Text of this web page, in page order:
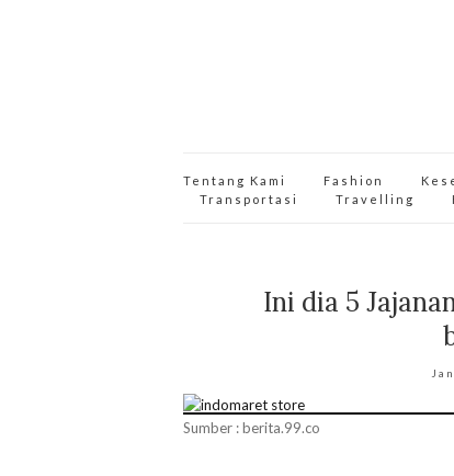
Tentang Kami Fashion
Transportasi
Travelling
Ini dia 5
Sumber : berita.99.co